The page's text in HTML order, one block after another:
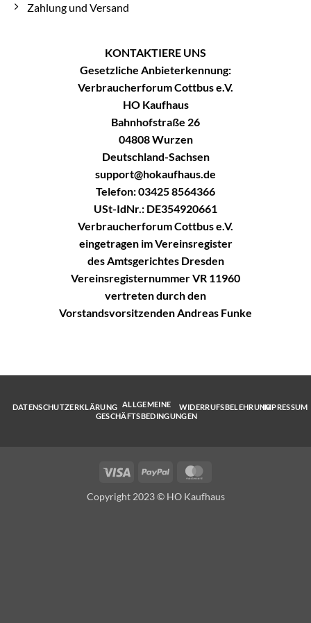
Zahlung und Versand
KONTAKTIERE UNS
Gesetzliche Anbieterkennung:
Verbraucherforum Cottbus e.V.
HO Kaufhaus
Bahnhofstraße 26
04808 Wurzen
Deutschland-Sachsen
support@hokaufhaus.de
Telefon: 03425 8564366
USt-IdNr.: DE354920661
Verbraucherforum Cottbus e.V.
eingetragen im Vereinsregister
des Amtsgerichtes Dresden
Vereinsregisternummer VR 11960
vertreten durch den
Vorstandsvorsitzenden Andreas Funke
DATENSCHUTZERKLÄRUNG ALLGEMEINE
GESCHÄFTSBEDINGUNGEN
WIDERRUFSBELEHRUNGIMPRESSUM
Visa PayPal
Copyright 2023 © HO Kaufhaus